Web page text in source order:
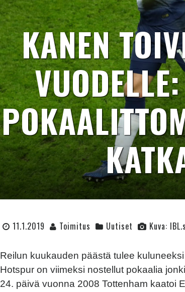
KANEN
11.1.2019 Toimitus Uutiset Kuva:
Reilun kuukauden päästä tulee
Hotspur on viimeksi nostellut pokaalia
24. päivä vuonna 2008 Tottenham kaatoi